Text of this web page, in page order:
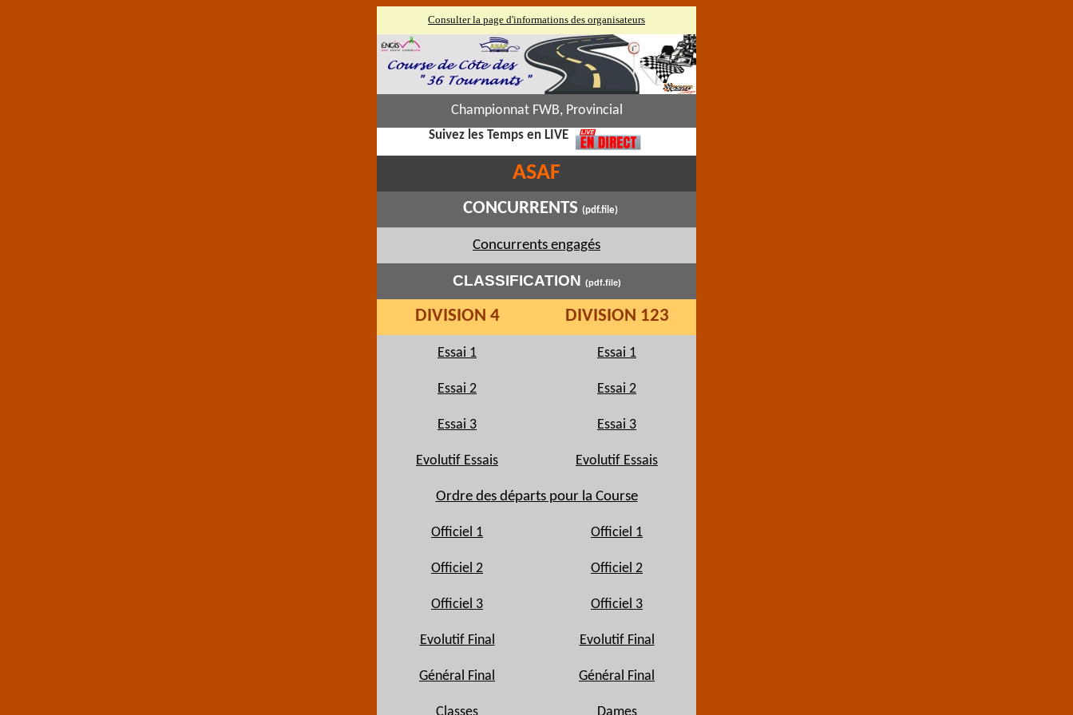
Consulter la page d'informations des organisateurs
Championnat FWB, Provincial
Suivez les Temps en LIVE
ASAF
CONCURRENTS (pdf.file)
Concurrents engagés
CLASSIFICATION (pdf.file)
DIVISION 4 DIVISION 123
Essai 1 Essai 1
Essai 2 Essai 2
Essai 3 Essai 3
Evolutif Essais Evolutif Essais
Ordre des départs pour la Course
Officiel 1 Officiel 1
Officiel 2 Officiel 2
Officiel 3 Officiel 3
Evolutif Final Evolutif Final
Général Final Général Final